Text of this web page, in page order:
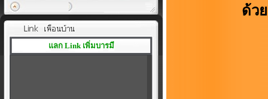
แลก Link เพิ่มบารมี
ด้ว